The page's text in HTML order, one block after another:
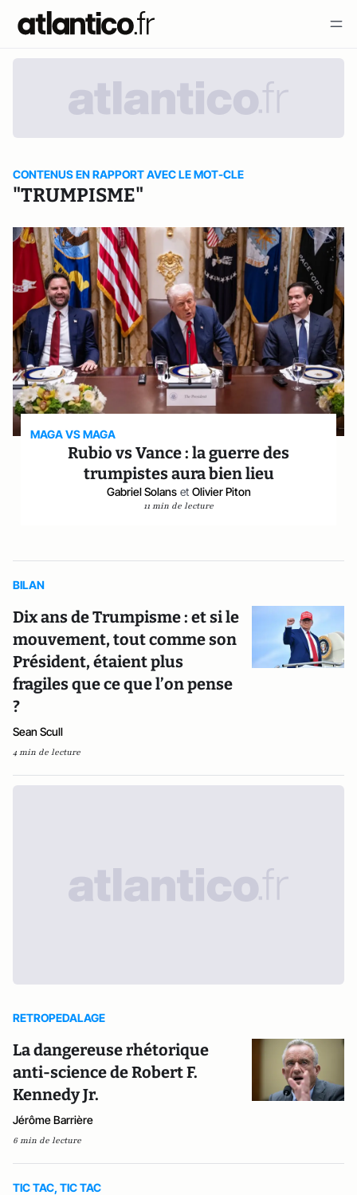
CONTENUS EN RAPPORT AVEC LE MOT-CLE
"TRUMPISME"
MAGA VS MAGA
Rubio vs Vance : la guerre des
trumpistes aura bien lieu
Gabriel Solans et Olivier Piton
11 min de lecture
BILAN
Dix ans de Trumpisme : et si le
mouvement, tout comme son
Président, étaient plus
fragiles que ce que l’on pense
?
Sean Scull
4 min de lecture
RETROPEDALAGE
La dangereuse rhétorique
anti-science de Robert F.
Kennedy Jr.
Jérôme Barrière
6 min de lecture
TIC TAC, TIC TAC